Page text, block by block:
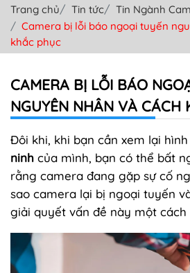
Trang chủ Tin tức
Tin Ngành
Camera bị lỗi báo ngoại tuyến
khắc phục
CAMERA BỊ LỖI BÁO
NGUYÊN NHÂN VÀ CÁCH
Đôi khi, khi bạn cần xem lại
ninh của mình, bạn có thể bất
rằng camera đang gặp sự cố
sao camera lại bị ngoại tuyến
giải quyết vấn đề này một cách